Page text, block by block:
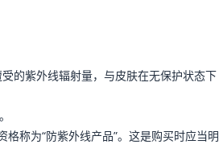
的紫外线辐射量，与皮肤在无保护状态下
称为“防紫外线产品”。这是购买时应当明